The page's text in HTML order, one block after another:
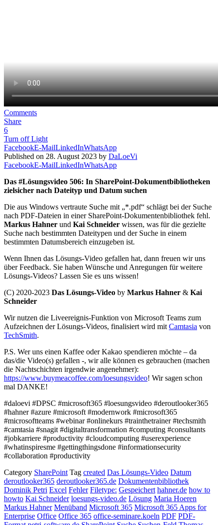
Comments
Share
6
Turn off Light
FacebookE-MailLinkedInWhatsApp
Published on 28. August 2023 by DaLoeVi
FacebookE-MailLinkedInWhatsApp
Das #Lösungsvideo 506: In SharePoint-Dokumentbibliotheken
zielsicher nach Dateityp und Datum suchen
Die aus Windows vertraute Suche mit „*.pdf“ schlägt bei der Suche
nach PDF-Dateien in einer SharePoint-Dokumentenbibliothek fehl.
Markus Hahner und Kai Schneider wissen, was für die gezielte
Suche nach bestimmten Dateitypen und der Suche in einem
bestimmten Datumsbereich einzugeben ist.
Wenn Ihnen das Lösungs-Video gefallen hat, dann freuen wir uns
über Feedback. Sie haben Wünsche und Anregungen für weitere
Lösungs-Videos? Lassen Sie es uns wissen!
(C) 2020-2023 Das Lösungs-Video by Markus Hahner & Kai
Schneider
Wir nutzen die Liveereignis-Funktion von Microsoft Teams zum
Aufzeichnen der Lösungs-Videos, finalisiert wird mit Camtasia von
TechSmith.
P.S. Wer uns einen Kaffee oder Kakao spendieren möchte – da
das/die Video(s) gefallen -, wir alle können es gebrauchen (machen
die Nachtschichten irgendwie angenehmer):
https://www.buymeacoffee.com/loesungsvideo! Wir sagen schon
mal DANKE!
#daloevi #DPSC #microsoft365 #loesungsvideo #deroutlooker365
#hahner #azure #microsoft #modernwork #microsoft365
#microsoftteams #webinar #onlinekurs #trainthetrainer #techsmith
#camtasia #snagit #digitaltransformation #computing #consultants
#jobkarriere #productivity #cloudcomputing #userexperience
#whatinspiresme #gettingthingsdone #informationsecurity
#collaboration #productivity
Category SharePoint Tag created Das Lösungs-Video Datum
deroutlooker365 deroutlooker365.de Dokumentenbibliothek
Dominik Petri Excel Fehler Filetype: Gespeichert hahner.de how to
howto Kai Schneider loesungs-video.de Lösung Maria Hoeren
Markus Hahner Menüband Microsoft 365 Microsoft 365 Apps for
Enterprise Office Office 365 office-seminare.koeln PDF PDF-